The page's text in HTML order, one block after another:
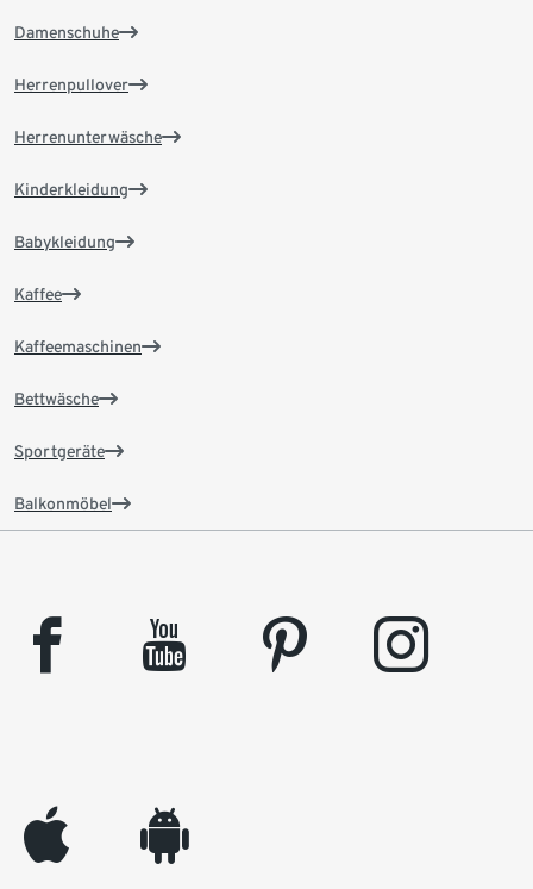
Damenschuhe
Herrenpullover
Herrenunterwäsche
Kinderkleidung
Babykleidung
Kaffee
Kaffeemaschinen
Bettwäsche
Sportgeräte
Balkonmöbel
facebook youtube pinterest instagram
appleinc android